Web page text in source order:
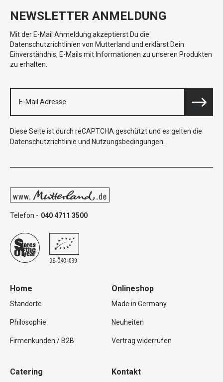
NEWSLETTER ANMELDUNG
Mit der E-Mail Anmeldung akzeptierst Du die
Datenschutzrichtlinien von Mutterland und erklärst Dein
Einverständnis, E-Mails mit Informationen zu unseren Produkten
zu erhalten.
Diese Seite ist durch reCAPTCHA geschützt und es gelten die
Datenschutzrichtlinie und Nutzungsbedingungen
Telefon - 040 4711 3500
Home
Standorte
Philosophie
Firmenkunden / B2B
Onlineshop
Made in Germany
Neuheiten
Vertrag widerrufen
Catering Kontakt